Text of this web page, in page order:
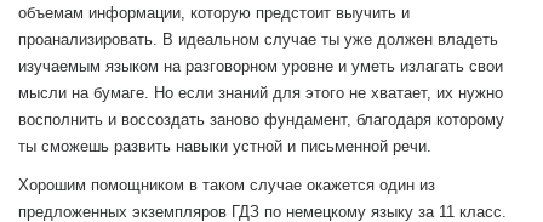
объемам информации, которую предстоит выучить и
проанализировать. В идеальном случае ты уже должен владеть
изучаемым языком на разговорном уровне и уметь излагать свои
мысли на бумаге. Но если знаний для этого не хватает, их нужно
восполнить и воссоздать заново фундамент, благодаря которому
ты сможешь развить навыки устной и письменной речи.
Хорошим помощником в таком случае окажется один из
предложенных экземпляров ГДЗ по немецкому языку за 11 класс.